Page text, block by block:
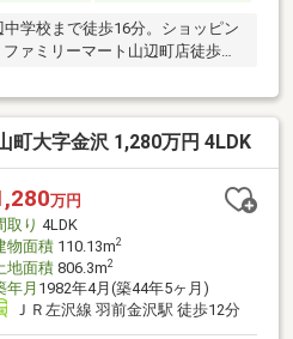
学校まで徒歩16分。ショッピン
ァミリーマート山辺町店徒歩１
町大字金沢 1,280万円 4LDK
万円
取り 4LDK
物面積110.13m2
地面積806.3m2
年月 1982年4月(築44年5ヶ月)
ＪＲ左沢線 羽前金沢駅 徒歩12分